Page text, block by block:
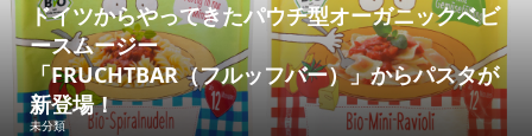
ドイツからやってきたパウチ型オーガニックベビ
ースムージー
「FRUCHTBAR（フルッフバー）」からパスタが
新登場！
未分類